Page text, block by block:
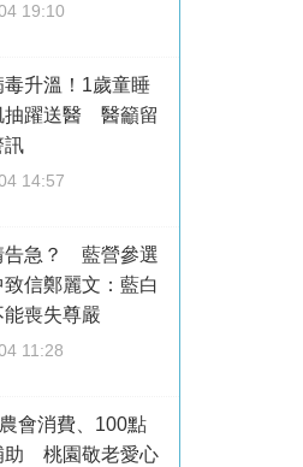
19:10
毒升溫！1歲童睡
抽躍送醫 醫籲留
訊
14:57
告急？ 藍營參選
致信鄭麗文：藍白
喪失尊嚴
11:28
會消費、100點
助 桃園敬老愛心